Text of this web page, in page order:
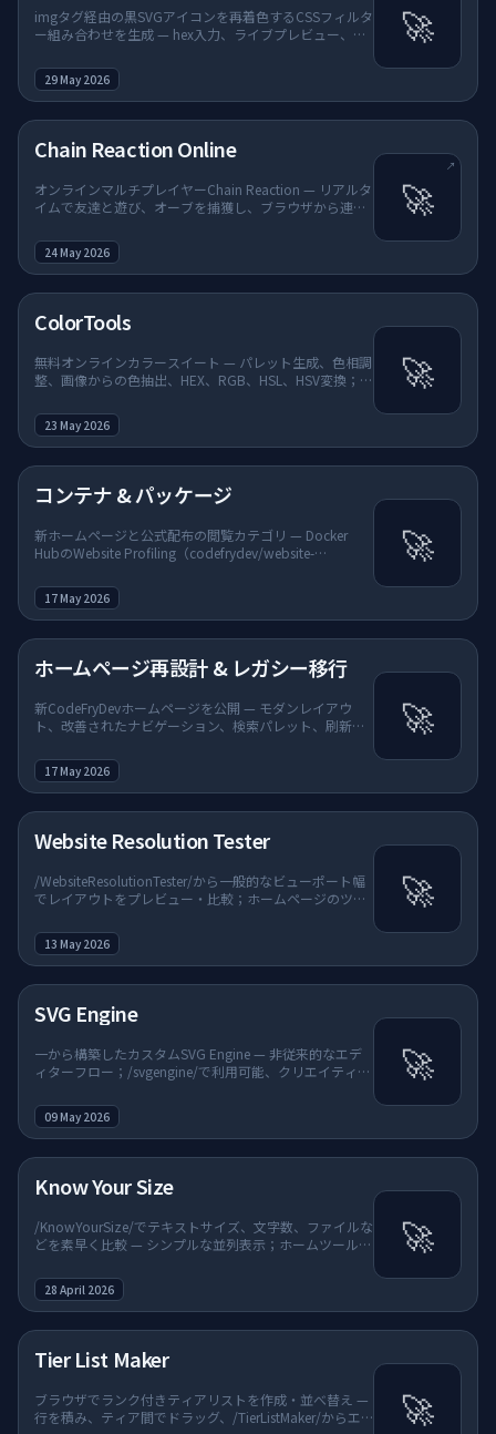
imgタグ経由の黒SVGアイコンを再着色するCSSフィルタ
ー組み合わせを生成 — hex入力、ライブプレビュー、サ
（/ColoringImageUsingCss/）；ホームページのツール
& ユーティリティに追加。
29 May 2026
🚀
Chain Reaction Online（新しいタブで開く）
オンラインマルチプレイヤーChain Reaction — リアルタ
イムで友達と遊び、オーブを捕獲し、ブラウザから連鎖
載。
24 May 2026
🚀
↗
ColorTools
無料オンラインカラースイート — パレット生成、色相調
整、画像からの色抽出、HEX、RGB、HSL、HSV変換；ホ
23 May 2026
🚀
コンテナ & パッケージ
新ホームページと公式配布の閲覧カテゴリ — Docker
HubのWebsite Profiling（codefrydev/website-
/browse/containers-packages/に専用カードアイコン。
17 May 2026
🚀
ホームページ再設計 & レガシー移行
新CodeFryDevホームページを公開 — モダンレイアウ
ト、改善されたナビゲーション、検索パレット、刷新さ
archived.codefrydev.in（フッターのLegacyリンク）で
引き続き利用可能。
17 May 2026
🚀
Website Resolution Tester
/WebsiteResolutionTester/から一般的なビューポート幅
でレイアウトをプレビュー・比較；ホームページのツー
13 May 2026
🚀
SVG Engine
一から構築したカスタムSVG Engine — 非従来的なエデ
ィターフロー；/svgengine/で利用可能、クリエイティブ
09 May 2026
🚀
Know Your Size
/KnowYourSize/でテキストサイズ、文字数、ファイルな
どを素早く比較 — シンプルな並列表示；ホームツールグ
28 April 2026
🚀
Tier List Maker
ブラウザでランク付きティアリストを作成・並べ替え —
行を積み、ティア間でドラッグ、/TierListMaker/からエ
🚀